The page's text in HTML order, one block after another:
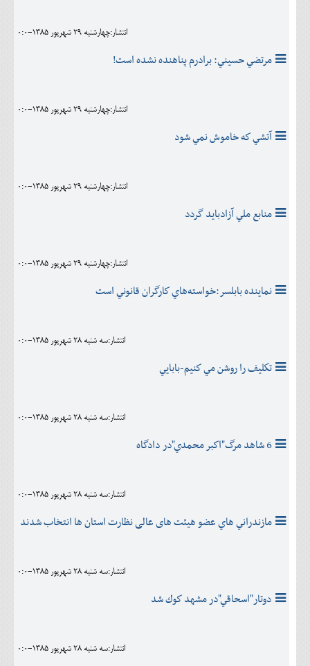
انتشار:چهارشنبه 29 شهريور 1385-0:0
مرتضي حسيني: برادرم پناهنده نشده است!
انتشار:چهارشنبه 29 شهريور 1385-0:0
آتشي كه خاموش نمي شود
انتشار:چهارشنبه 29 شهريور 1385-0:0
منابع ملي آزادبايد گردد
انتشار:چهارشنبه 29 شهريور 1385-0:0
نماينده بابلسر:خواسته‌‌هاي كارگران قانوني است
انتشار:سه شنبه 28 شهريور 1385-0:0
تكليف را روشن مي كنيم-بابايي
انتشار:سه شنبه 28 شهريور 1385-0:0
6 شاهد مرگ"اكبر محمدي"در دادگاه
انتشار:سه شنبه 28 شهريور 1385-0:0
مازندراني هاي عضو هیئت های عالی نظارت استان ها انتخاب شدند
انتشار:سه شنبه 28 شهريور 1385-0:0
دوتار"اسحاقي"در مشهد كوك شد
انتشار:سه شنبه 28 شهريور 1385-0:0